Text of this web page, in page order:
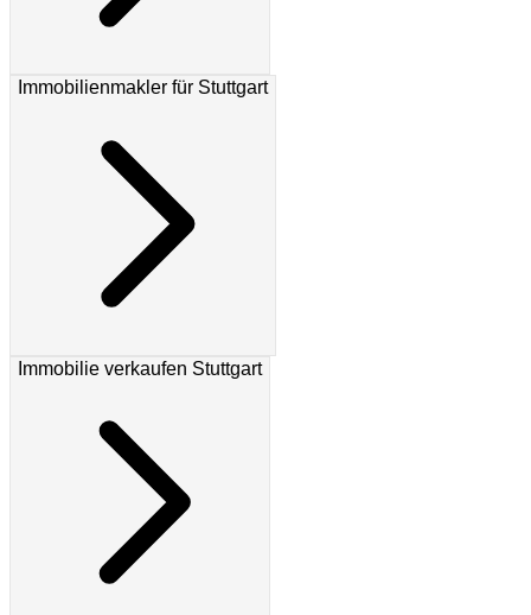
Immobilienmakler für Stuttgart
Immobilie verkaufen Stuttgart